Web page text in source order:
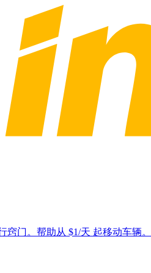
窍门。帮助从 $1/天 起移动车辆。